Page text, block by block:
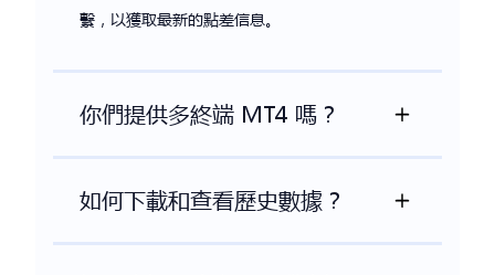
繫，以獲取最新的點差信息。
你們提供多終端 MT4 嗎？
如何下載和查看歷史數據？